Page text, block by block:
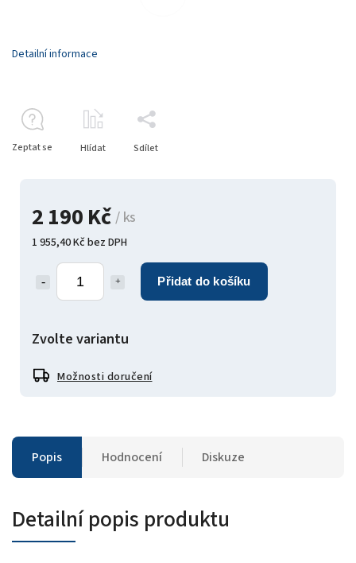
2 190 Kč/ ks
1 955,40 Kč bez DPH
Přidat do košíku
Zvolte variantu
Možnosti doručení
Detailní informace
Zeptat se Hlídat Sdílet
Popis Hodnocení Diskuze
Detailní popis produktu